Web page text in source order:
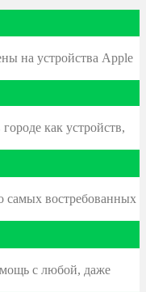
на устройства Apple
как устройств,
самых востребованных
с любой, даже